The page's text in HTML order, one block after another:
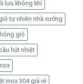
lưu không khí
tự nhiên nhà xưởng
gió
hút nhiệt
inox 304 giá rẻ